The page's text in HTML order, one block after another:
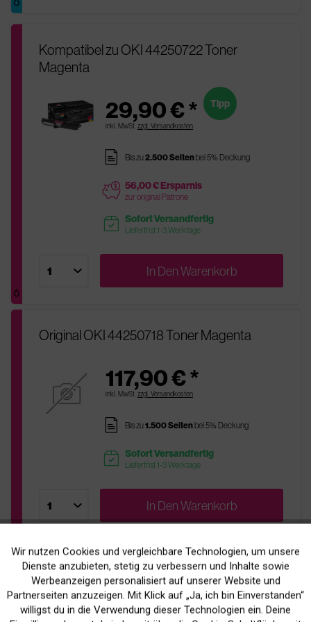
Kompatibel zu OKI 44250722 Toner
Magenta
29,90 € *
inkl. MwSt. zzgl. Versandkosten
Tipp
pages Bis zu2.500 Seitenbei 5% Deckung
price 56,00 € Ersparnis
zur original Patrone
readytoship Sofort Versandfertig
Lieferfrist 1-3 Werktage
In DenWarenkorb
Original OKI 44250718 Toner Magenta
117,90 € *
inkl. MwSt. zzgl. Versandkosten
pages Bis zu1.500 Seitenbei 5% Deckung
readytoship Sofort Versandfertig
Lieferfrist 1-3 Werktage
In DenWarenkorb
Original OKI 44250722 Toner Magenta
85,90 € *
Funktionale Aktiv
Marketing Inaktiv
Wir nutzen Cookies und vergleichbare Technologien, um unsere
Dienste anzubieten, stetig zu verbessern und Inhalte sowie
Werbeanzeigen personalisiert auf unserer Website und
Partnerseiten anzuzeigen. Mit Klick auf „Ja, ich bin Einverstanden“
willigst du in die Verwendung dieser Technologien ein. Deine